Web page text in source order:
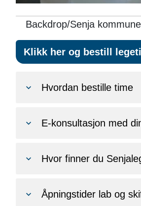
Backdrop/Senja kommune
Klikk her og bestill
Hvordan bestille time
E-konsultasjon med
Hvor finner du
Åpningstider lab og